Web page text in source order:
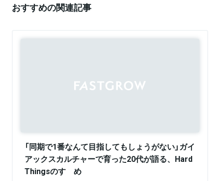
おすすめの関連記事
「同期で1番なんて目指してもしょうがない」ガイ
アックスカルチャーで育った20代が語る、Hard
Thingsのすゝめ